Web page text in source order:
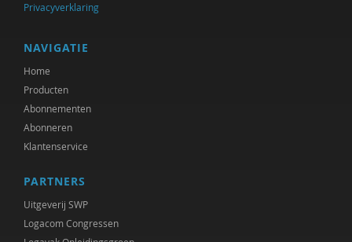
Josje Dikkers
Joep Dohmen
Simone van Dongen
Iris Hartog
Privacyverklaring
NAVIGATIE
Home
Producten
Abonnementen
Abonneren
Klantenservice
PARTNERS
Uitgeverij SWP
Logacom Congressen